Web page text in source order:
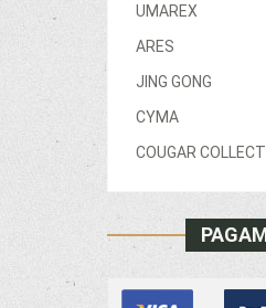
UMAREX
ARES
JING GONG
CYMA
COUGAR